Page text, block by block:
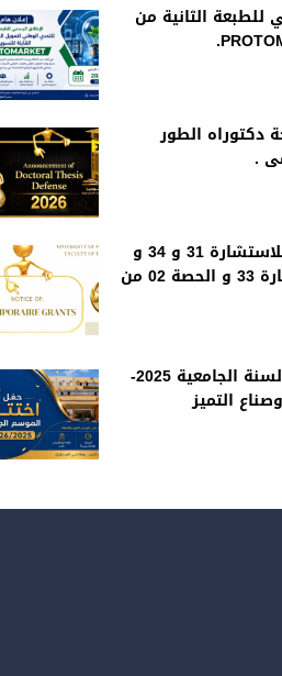
للطبعة الثانية من
دكتوراه الطور
.
إعلان عن المنح المؤقت للاستشارة 31 و 34 و
الحصة 1 و 2 من الاستشارة 33 و الحصة 02 من
كلية التكنولوجيا تختتم السنة الجامعية 2025-